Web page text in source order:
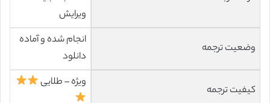
ویرایش
وضعیت ترجمه
انجام شده و آماده
دانلود
کیفیت ترجمه
ویژه – طلایی